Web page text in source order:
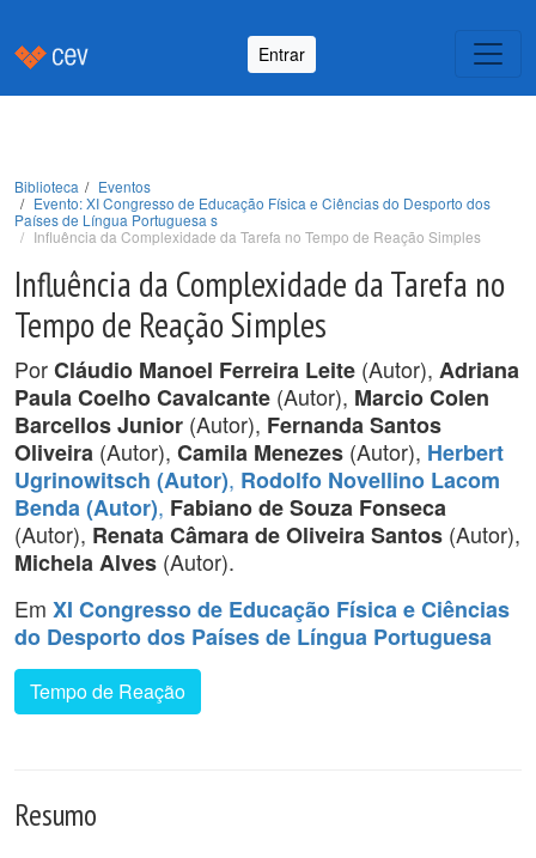
Entrar
Biblioteca
Eventos
Evento: XI Congresso de Educação Física e Ciências do Desporto dos
Países de Língua Portuguesa s
Influência da Complexidade da Tarefa no Tempo de Reação Simples
Influência da Complexidade da Tarefa no
Tempo de Reação Simples
PorCláudio Manoel Ferreira Leite (Autor), Adriana
Paula Coelho Cavalcante (Autor), Marcio Colen
Barcellos Junior (Autor), Fernanda Santos
Oliveira (Autor), Camila Menezes (Autor), Herbert
Ugrinowitsch (Autor), Rodolfo Novellino Lacom
Benda (Autor), Fabiano de Souza Fonseca
(Autor), Renata Câmara de Oliveira Santos (Autor),
Michela Alves (Autor).
Em XI Congresso de Educação Física e Ciências
do Desporto dos Países de Língua Portuguesa
Tempo de Reação
Resumo